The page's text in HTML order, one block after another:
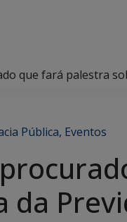
que fará palestra
Pública, Eventos
da